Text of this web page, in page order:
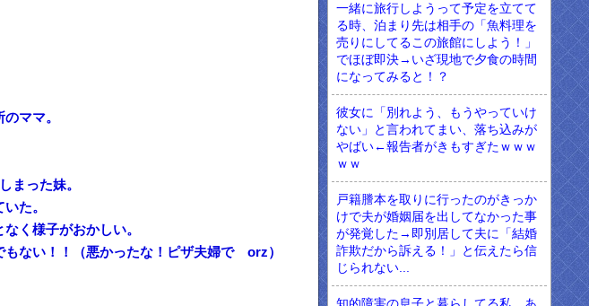
ママ。
まった妹。
た。
く様子がおかしい。
もない！！（悪かったな！ピザ夫婦で orz）
一緒に旅行しようって予定を立てて
る時、泊まり先は相手の「魚料理を
売りにしてるこの旅館にしよう！」
でほぼ即決→いざ現地で夕食の時間
になってみると！？
彼女に「別れよう、もうやっていけ
ない」と言われてまい、落ち込みが
やばい←報告者がきもすぎたｗｗｗ
ｗｗ
戸籍謄本を取りに行ったのがきっか
けで夫が婚姻届を出してなかった事
が発覚した→即別居して夫に「結婚
詐欺だから訴える！」と伝えたら信
じられない...